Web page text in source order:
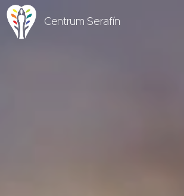
Centrum Serafín